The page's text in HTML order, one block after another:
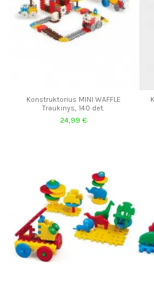
Konstruktorius MINI WAFFLE
Traukinys, 140 det.
24,99 €